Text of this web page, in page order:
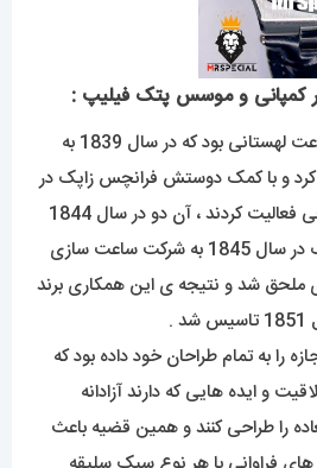
کمپانی و موسس پتک فیلیپ :
آنتونی پتک یک طراح ساعت لهستانی بود که در سال 1839 به
و با کمک دوستش فرانچس زاپک در
زمینه ی ساخت ساعت مچی فعالیت کردند ، آن دو در سال 1844
از یکدیگر جدا شدند و پتک در سال 1845 به شرکت ساعت سازی
ملحق شد و نتیجه ی این همکاری برند
.
را به تمام طراحان خود داده بود که
و ایده هایی که دارند آزادانه
را طراحی کنند و همین قضیه باعث